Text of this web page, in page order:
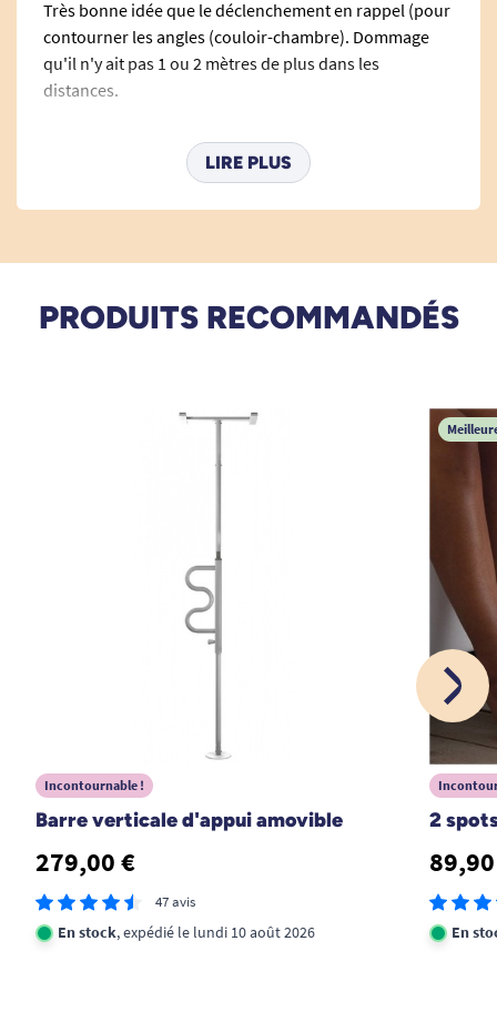
Très bonne idée que le déclenchement en rappel (pour
contourner les angles (couloir-chambre). Dommage
qu'il n'y ait pas 1 ou 2 mètres de plus dans les
distances.
05/03/2025
efficace.
D. Christine
Appareil très efficace, éclairage très bien très pratique.
29/12/2024
Je connais ce produit car j'en ai déjà acheté un lot en
A. Anonymous
LIRE PLUS
PRODUITS RECOMMANDÉS
Incontournable !
Barre verticale d'appui amovible
279,00 €
47 avis
En stock, expédié le lundi 10 août 2026
2
En